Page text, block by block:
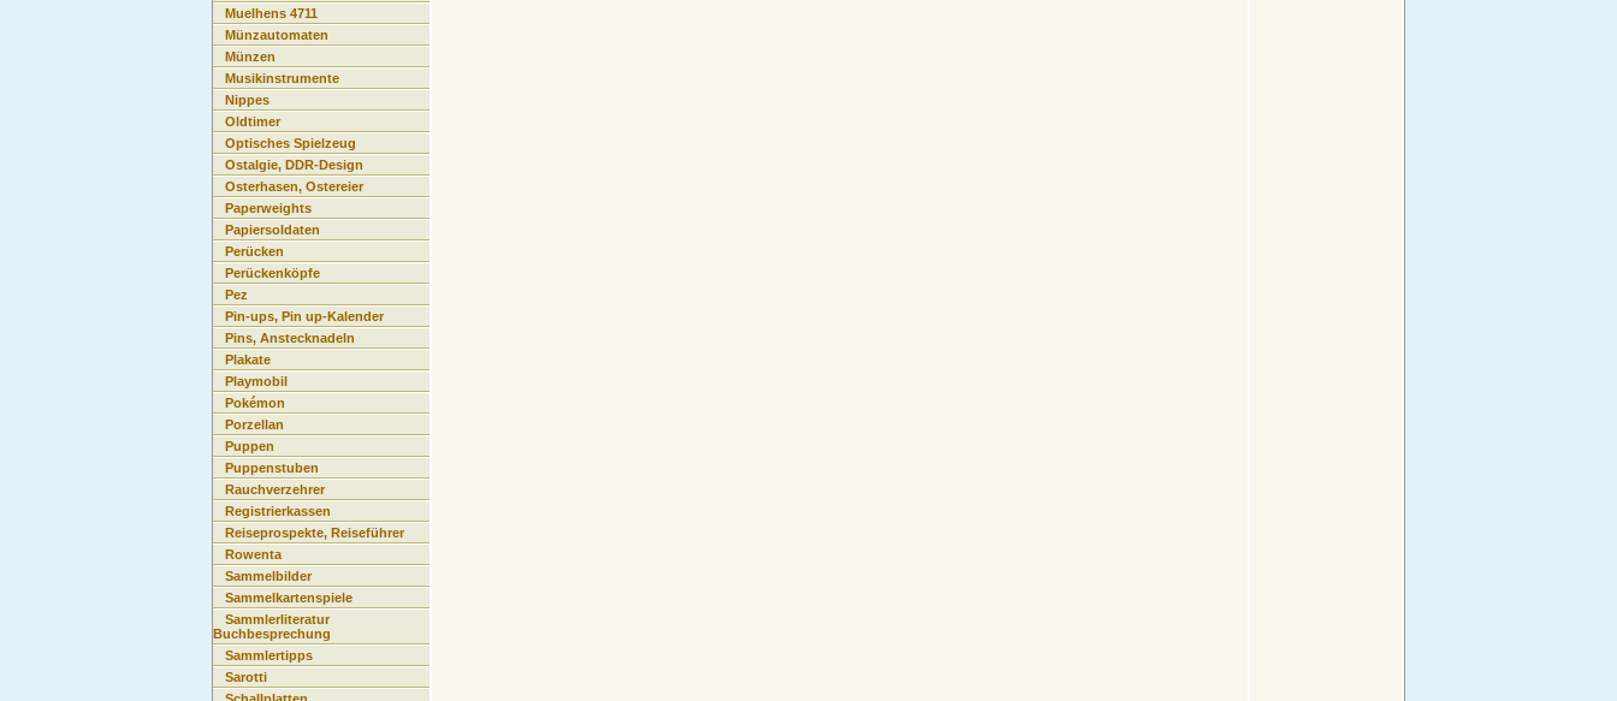
Muelhens 4711
Münzautomaten
Münzen
Musikinstrumente
Nippes
Oldtimer
Optisches Spielzeug
Ostalgie, DDR-Design
Osterhasen, Ostereier
Paperweights
Papiersoldaten
Perücken
Perückenköpfe
Pez
Pin-ups, Pin up-Kalender
Pins, Anstecknadeln
Plakate
Playmobil
Pokémon
Porzellan
Puppen
Puppenstuben
Rauchverzehrer
Registrierkassen
Reiseprospekte, Reiseführer
Rowenta
Sammelbilder
Sammelkartenspiele
Sammlerliteratur
Buchbesprechung
Sammlertipps
Sarotti